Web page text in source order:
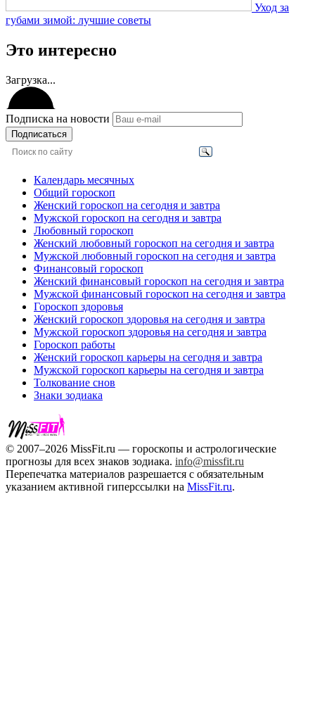
Уход за
губами зимой: лучшие советы
Это интересно
Загрузка...
Подписка на новости
Подписаться
Календарь месячных
Общий гороскоп
Женский гороскоп на сегодня и завтра
Мужской гороскоп на сегодня и завтра
Любовный гороскоп
Женский любовный гороскоп на сегодня и завтра
Мужской любовный гороскоп на сегодня и завтра
Финансовый гороскоп
Женский финансовый гороскоп на сегодня и завтра
Мужской финансовый гороскоп на сегодня и завтра
Гороскоп здоровья
Женский гороскоп здоровья на сегодня и завтра
Мужской гороскоп здоровья на сегодня и завтра
Гороскоп работы
Женский гороскоп карьеры на сегодня и завтра
Мужской гороскоп карьеры на сегодня и завтра
Толкование снов
Знаки зодиака
© 2007–2026 MissFit.ru — гороскопы и астрологические
прогнозы для всех знаков зодиака. info@missfit.ru
Перепечатка материалов разрешается с обязательным
указанием активной гиперссылки на MissFit.ru.